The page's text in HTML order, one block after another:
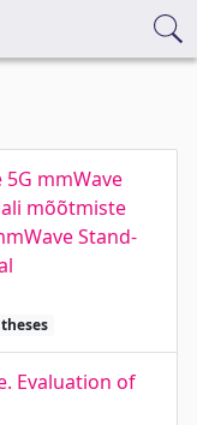
mmWave
mõõtmiste
Stand-
Evaluation of